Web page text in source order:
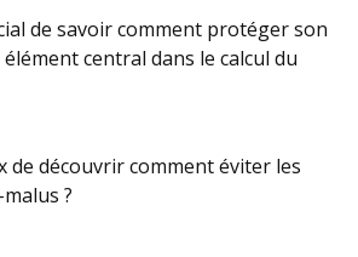
de savoir comment protéger son
central dans le calcul du
de découvrir comment éviter les
?